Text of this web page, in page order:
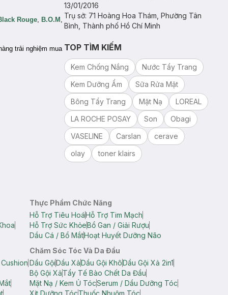
Rouge, B.O.M ,
trải nghiệm mua
13/01/2016
Trụ sở: 71 Hoàng Hoa Thám, Phường Tân
Bình, Thành phố Hồ Chí Minh
TOP TÌM KIẾM
Kem Chống Nắng
Nước Tẩy Trang
Kem Dưỡng Ẩm
Sữa Rửa Mặt
Bông Tẩy Trang
Mặt Nạ
LOREAL
LA ROCHE POSAY
Son
Obagi
VASELINE
Carslan
cerave
olay
toner klairs
Thực Phẩm Chức Năng
Hỗ Trợ Tiêu HoáHỗ Trợ Tim Mạch
Hỗ Trợ Sức KhỏeBổ Gan / Giải Rượu
Dầu Cá / Bổ MắtHoạt Huyết Dưỡng Não
Chăm Sóc Tóc Và Da Đầu
Dầu GộiDầu XảDầu Gội KhôDầu Gội Xả 2in1
Bộ Gội XảTẩy Tế Bào Chết Da Đầu
Mặt Nạ / Kem Ủ TócSerum / Dầu Dưỡng Tóc
Xịt Dưỡng TócThuốc Nhuộm Tóc